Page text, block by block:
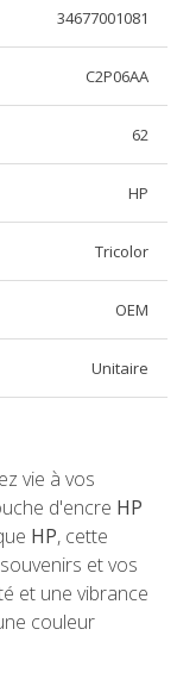
34677001081
C2P06AA
62
HP
Tricolor
OEM
Unitaire
vie à vos
d'encre HP
HP, cette
et vos
et une vibrance
couleur